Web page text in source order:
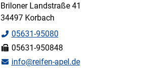
Briloner Landstraße 41
34497 Korbach
05631-95080
05631-950848
info@reifen-apel.de